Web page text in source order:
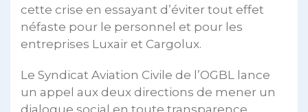
cette crise en essayant d’éviter tout effet
néfaste pour le personnel et pour les
entreprises Luxair et Cargolux.
Le Syndicat Aviation Civile de l’OGBL lance
un appel aux deux directions de mener un
dialogue social en toute transparence,